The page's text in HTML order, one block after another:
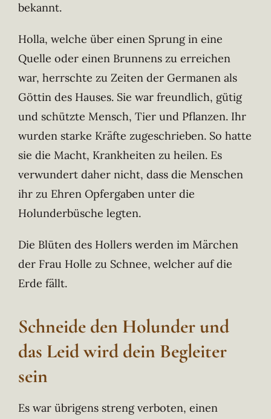
bekannt.
Holla, welche über einen Sprung in eine
Quelle oder einen Brunnens zu erreichen
war, herrschte zu Zeiten der Germanen als
Göttin des Hauses. Sie war freundlich, gütig
und schützte Mensch, Tier und Pflanzen. Ihr
wurden starke Kräfte zugeschrieben. So hatte
sie die Macht, Krankheiten zu heilen. Es
verwundert daher nicht, dass die Menschen
ihr zu Ehren Opfergaben unter die
Holunderbüsche legten.
Die Blüten des Hollers werden im Märchen
der Frau Holle zu Schnee, welcher auf die
Erde fällt.
Schneide den Holunder und
das Leid wird dein Begleiter
sein
Es war übrigens streng verboten, einen